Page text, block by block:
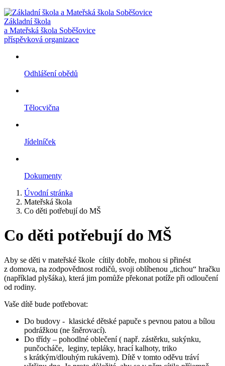
Základní škola
a Mateřská škola Soběšovice
příspěvková organizace
Odhlášení obědů
Tělocvična
Jídelníček
Dokumenty
Úvodní stránka
Mateřská škola
Co děti potřebují do MŠ
Co děti potřebují do MŠ
Aby se děti v mateřské škole cítily dobře, mohou si přinést
z domova, na zodpovědnost rodičů, svoji oblíbenou „tichou“ hračku
(například plyšáka), která jim pomůže překonat potíže při odloučení
od rodiny.
Vaše dítě bude potřebovat:
Do budovy - klasické dětské papuče s pevnou patou a bílou
podrážkou (ne šněrovací).
Do třídy – pohodlné oblečení ( např. zástěrku, sukýnku,
punčocháče, leginy, tepláky, hrací kalhoty, triko
s krátkým/dlouhým rukávem). Dítě v tomto oděvu tráví